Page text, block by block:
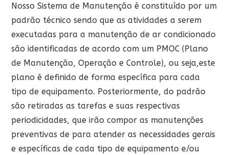
Nosso Sistema de Manutenção é constituído por um
padrão técnico sendo que as atividades a serem
executadas para a manutenção de ar condicionado
são identificadas de acordo com um PMOC (Plano
de Manutenção, Operação e Controle), ou seja,este
plano é definido de forma específica para cada
tipo de equipamento. Posteriormente, do padrão
são retiradas as tarefas e suas respectivas
periodicidades, que irão compor as manutenções
preventivas de para atender as necessidades gerais
e específicas de cada tipo de equipamento e/ou